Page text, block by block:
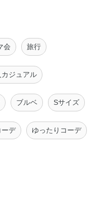
会 旅行
カジュアル
ブルベ Sサイズ
ーデ ゆったりコーデ